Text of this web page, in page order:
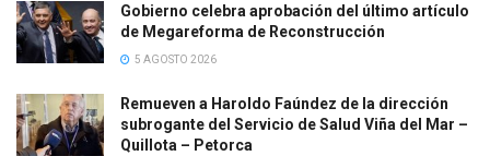
Gobierno celebra aprobación del último artículo
de Megareforma de Reconstrucción
5 AGOSTO 2026
Remueven a Haroldo Faúndez de la dirección
subrogante del Servicio de Salud Viña del Mar –
Quillota – Petorca